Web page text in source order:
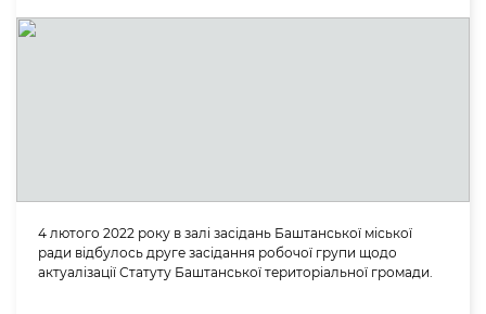
4 лютого 2022 року в залі засідань Баштанської міської
ради відбулось друге засідання робочої групи щодо
актуалізації Статуту Баштанської територіальної громади.